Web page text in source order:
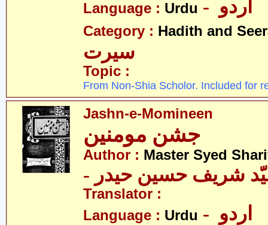
Language : Urdu
Category : Hadith and
سیرت
Topic :
From Non-Shia Scholor. Included for
Jashn-e-Momineen
Author : Master Syed
شریف حسین حیدر
Translator :
Language : Urdu